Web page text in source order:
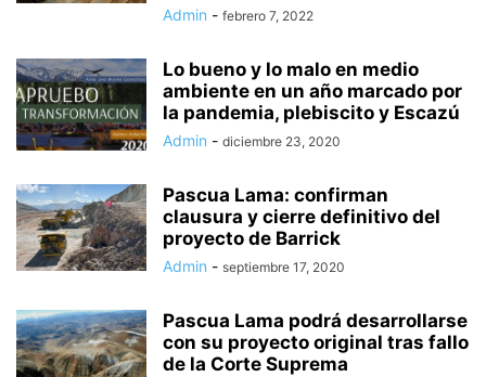
Admin - febrero 7, 2022
Lo bueno y lo malo en medio
ambiente en un año marcado por
la pandemia, plebiscito y Escazú
Admin - diciembre 23, 2020
Pascua Lama: confirman
clausura y cierre definitivo del
proyecto de Barrick
Admin - septiembre 17, 2020
Pascua Lama podrá desarrollarse
con su proyecto original tras fallo
de la Corte Suprema